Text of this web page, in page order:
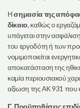
Ησημασία της
δίκαιο, καθώς ο
υπάγεται στην
του εργοδότη ή των
νομιμοποιείται
αποκατάσταση της
καμία περιουσιακού
αξίωση της ΑΚ 931 που